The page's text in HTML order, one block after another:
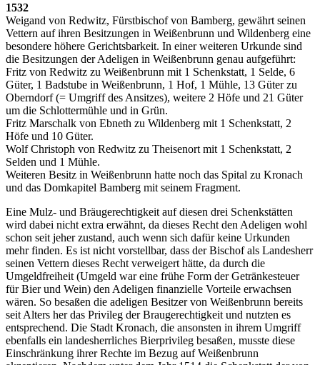
1532
Weigand von Redwitz, Fürstbischof von Bamberg, gewährt seinen
Vettern auf ihren Besitzungen in Weißenbrunn und Wildenberg eine
besondere höhere Gerichtsbarkeit. In einer weiteren Urkunde sind
die Besitzungen der Adeligen in Weißenbrunn genau aufgeführt:
Fritz von Redwitz zu Weißenbrunn mit 1 Schenkstatt, 1 Selde, 6
Güter, 1 Badstube in Weißenbrunn, 1 Hof, 1 Mühle, 13 Güter zu
Oberndorf (= Umgriff des Ansitzes), weitere 2 Höfe und 21 Güter
um die Schlottermühle und in Grün.
Fritz Marschalk von Ebneth zu Wildenberg mit 1 Schenkstatt, 2
Höfe und 10 Güter.
Wolf Christoph von Redwitz zu Theisenort mit 1 Schenkstatt, 2
Selden und 1 Mühle.
Weiteren Besitz in Weißenbrunn hatte noch das Spital zu Kronach
und das Domkapitel Bamberg mit seinem Fragment.
Eine Mulz- und Bräugerechtigkeit auf diesen drei Schenkstätten
wird dabei nicht extra erwähnt, da dieses Recht den Adeligen wohl
schon seit jeher zustand, auch wenn sich dafür keine Urkunden
mehr finden. Es ist nicht vorstellbar, dass der Bischof als Landesherr
seinen Vettern dieses Recht verweigert hätte, da durch die
Umgeldfreiheit (Umgeld war eine frühe Form der Getränkesteuer
für Bier und Wein) den Adeligen finanzielle Vorteile erwachsen
wären. So besaßen die adeligen Besitzer von Weißenbrunn bereits
seit Alters her das Privileg der Braugerechtigkeit und nutzten es
entsprechend. Die Stadt Kronach, die ansonsten in ihrem Umgriff
ebenfalls ein landesherrliches Bierprivileg besaßen, musste diese
Einschränkung ihrer Rechte im Bezug auf Weißenbrunn